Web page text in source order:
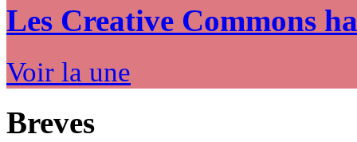
Les Creative Commons
Voir la une
Breves